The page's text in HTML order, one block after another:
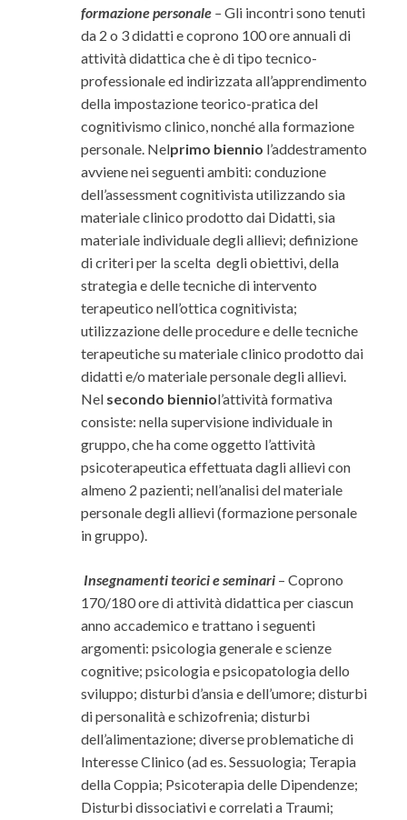
formazione personale–Gli incontri sono tenuti
da 2 o 3 didatti e coprono 100 ore annuali di
attività didattica che è di tipo tecnico-
professionale ed indirizzata all’apprendimento
della impostazione teorico-pratica del
cognitivismo clinico, nonché alla formazione
personale. Nelprimo biennio l’addestramento
avviene nei seguenti ambiti: conduzione
dell’assessment cognitivista utilizzando sia
materiale clinico prodotto dai Didatti, sia
materiale individuale degli allievi; definizione
di criteri per la scelta degli obiettivi, della
strategia e delle tecniche di intervento
terapeutico nell’ottica cognitivista;
utilizzazione delle procedure e delle tecniche
terapeutiche su materiale clinico prodotto dai
didatti e/o materiale personale degli allievi.
Nel secondo bienniol’attività formativa
consiste: nella supervisione individuale in
gruppo, che ha come oggetto l’attività
psicoterapeutica effettuata dagli allievi con
almeno 2 pazienti; nell’analisi del materiale
personale degli allievi (formazione personale
in gruppo).
Insegnamenti teorici e seminari– Coprono
170/180 ore di attività didattica per ciascun
anno accademico e trattano i seguenti
argomenti: psicologia generale e scienze
cognitive; psicologia e psicopatologia dello
sviluppo; disturbi d’ansia e dell’umore; disturbi
di personalità e schizofrenia; disturbi
dell’alimentazione; diverse problematiche di
Interesse Clinico (ad es. Sessuologia; Terapia
della Coppia; Psicoterapia delle Dipendenze;
Disturbi dissociativi e correlati a Traumi;